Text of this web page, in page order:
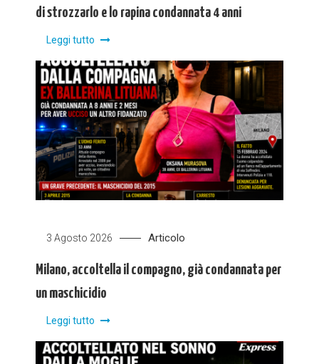
di strozzarlo e lo rapina condannata 4 anni
Leggi tutto
3 Agosto 2026 Articolo
Milano, accoltella il compagno, già condannata per
un maschicidio
Leggi tutto